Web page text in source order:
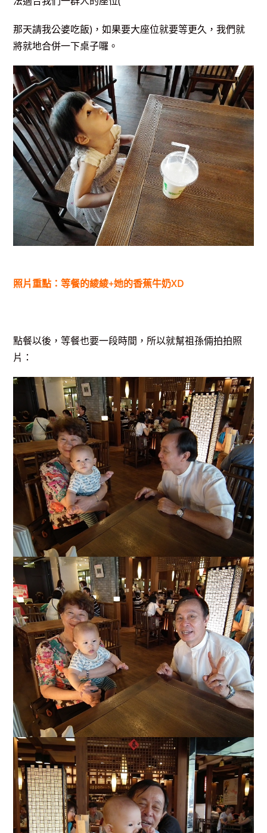
那天請我公婆吃飯)，如果要大座位就要等更久，我們就
將就地合併一下桌子囉。
照片重點：等餐的綾綾+她的香蕉牛奶XD
點餐以後，等餐也要一段時間，所以就幫祖孫倆拍拍照
片：